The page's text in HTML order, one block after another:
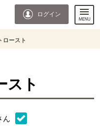
ログイン
ロースト
スト
ん